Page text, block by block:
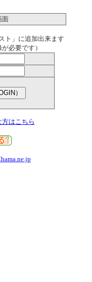
面
ト」に追加出来ます
必要です）
方はこちら